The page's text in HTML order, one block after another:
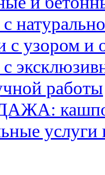
с узором и
работы
кашпо
услуги